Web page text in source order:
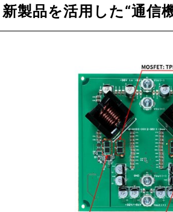
新製品を活用した“通信